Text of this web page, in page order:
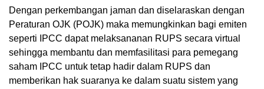
Dengan perkembangan jaman dan diselaraskan dengan
Peraturan OJK (POJK) maka memungkinkan bagi emiten
seperti IPCC dapat melaksananan RUPS secara virtual
sehingga membantu dan memfasilitasi para pemegang
saham IPCC untuk tetap hadir dalam RUPS dan
memberikan hak suaranya ke dalam suatu sistem yang